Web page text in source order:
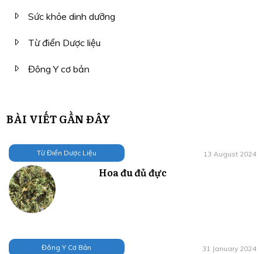
Sức khỏe dinh dưỡng
Từ điển Dược liệu
Đông Y cơ bản
BÀI VIẾT GẦN ĐÂY
Từ Điển Dược Liệu 13 August 2024
Hoa đu đủ đực
Đông Y Cơ Bản 31 January 2024